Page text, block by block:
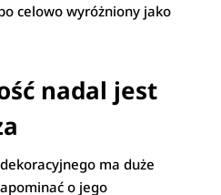
celowo wyróżniony jako
nadal jest
ma duże
o jego